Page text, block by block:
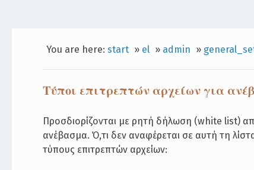
You are here: start » el » admin »
Τύποι επιτρεπτών αρχείων για
Προσδιορίζονται με ρητή δήλωση (white list)
ανέβασμα. Ό,τι δεν αναφέρεται σε αυτή τη
τύπους επιτρεπτών αρχείων: